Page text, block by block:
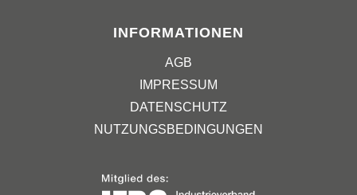
INFORMATIONEN
AGB
IMPRESSUM
DATENSCHUTZ
NUTZUNGSBEDINGUNGEN